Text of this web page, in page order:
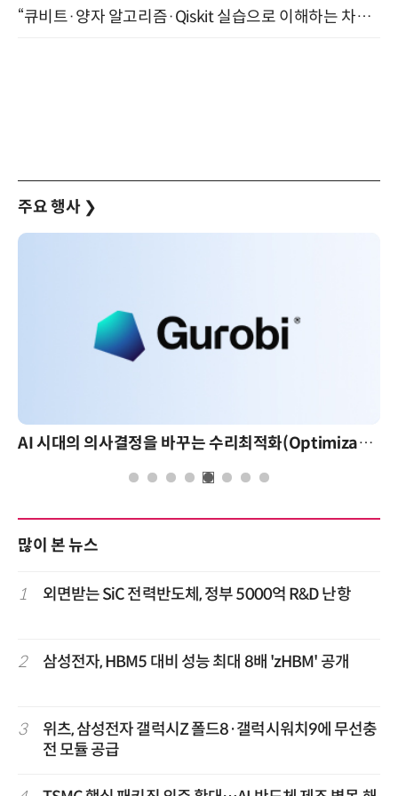
“큐비트·양자 알고리즘·Qiskit 실습으로 이해하는 차세대 컴퓨팅” (8/28)
주요 행사 ❯
AI 시대의 의사결정을 바꾸는 수리최적화(Optimization): 실제 산업 적용 사례와 활용 전략
많이 본 뉴스
1 외면받는 SiC 전력반도체, 정부 5000억 R&D 난항
2 삼성전자, HBM5 대비 성능 최대 8배 'zHBM' 공개
3
위츠, 삼성전자 갤럭시Z 폴드8·갤럭시워치9에 무선충
전 모듈 공급